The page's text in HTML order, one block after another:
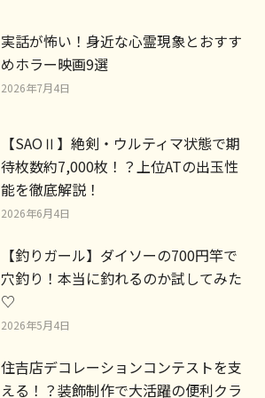
実話が怖い！身近な心霊現象とおすす
めホラー映画9選
2026年7月4日
【SAOⅡ】絶剣・ウルティマ状態で期
待枚数約7,000枚！？上位ATの出玉性
能を徹底解説！
2026年6月4日
【釣りガール】ダイソーの700円竿で
穴釣り！本当に釣れるのか試してみた
♡
2026年5月4日
住吉店デコレーションコンテストを支
える！？装飾制作で大活躍の便利クラ